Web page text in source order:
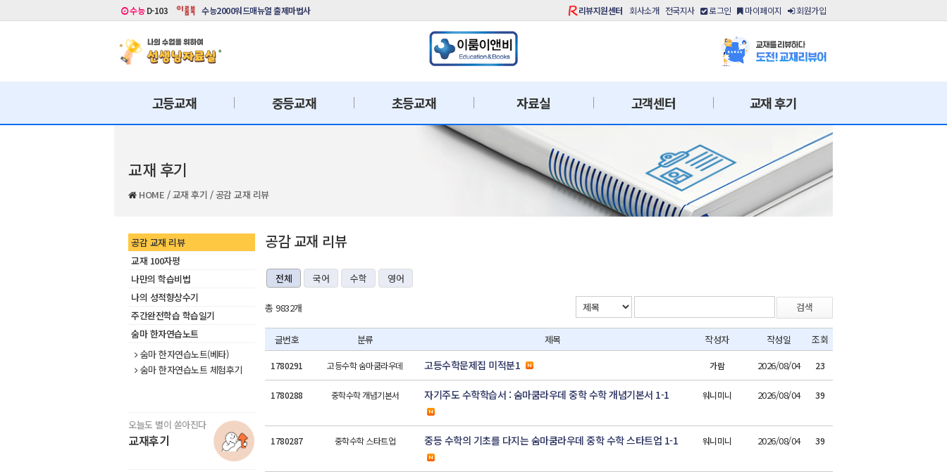
수능D-103 수능2000워드매뉴얼 출제마법사 리뷰지원센터 회사소개 전국지사 로그인 마이페이지 회원가입
고등교재 중등교재 초등교재 자료실 고객센터 교재 후기
교재 후기
HOME /교재 후기 /공감 교재 리뷰
공감 교재 리뷰
교재 100자평
나만의 학습비법
나의 성적향상수기
주간완전학습 학습일기
숨마 한자연습노트
숨마 한자연습노트(베타)
숨마 한자연습노트 체험후기
오늘도 별이 쏟아진다
교재후기
공감 교재 리뷰
전체 국어 수학 영어
총 9832개 검색
글번호 분류 제목 작성자 작성일 조회
1780291 고등수학 숨마쿰라우데 고등수학문제집 미적분1 가람 2026/08/04 23
1780288 중학수학 개념기본서 자기주도 수학학습서 : 숨마쿰라우데 중학 수학 개념기본서 1-1 워니미니 2026/08/04 39
1780287 중학수학 스타트업 중등 수학의 기초를 다지는 숨마쿰라우데 중학 수학 스타트업 1-1 워니미니 2026/08/04 39